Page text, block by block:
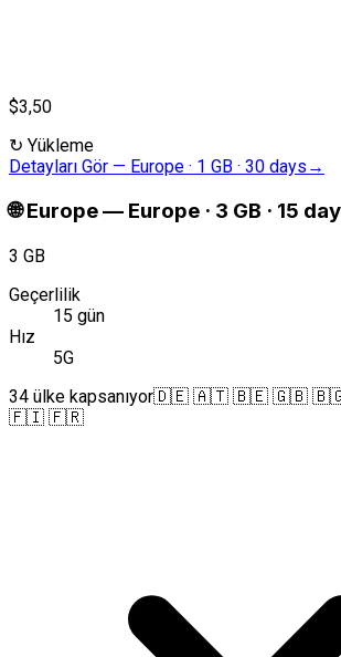
$3,50
↻ Yükleme
Detayları Gör — Europe · 1 GB · 30 days →
🌐 Europe— Europe · 3 GB · 15
3 GB
Geçerlilik
15 gün
Hız
5G
34 ülke kapsanıyor🇩🇪 🇦🇹 🇧🇪 🇬🇧
🇫🇮 🇫🇷